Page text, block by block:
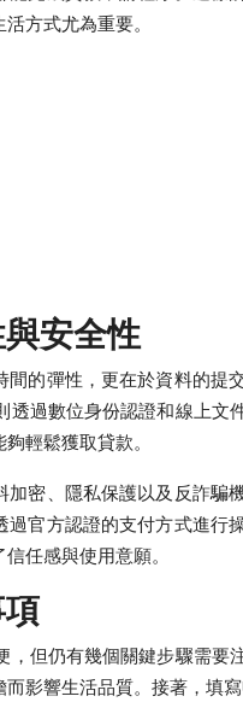
方式尤為重要。
安全性
的彈性，更在於資料的提
透過數位身份認證和線上文
輕鬆獲取貸款。
加密、隱私保護以及反詐
過官方認證的支付方式進
任感與使用意願。
，但仍有幾個關鍵步驟需
影響生活品質。接著，填